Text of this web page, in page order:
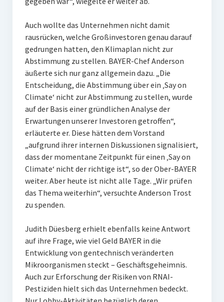
Auch wollte das Unternehmen nicht damit
rausrücken, welche Großinvestoren genau darauf
gedrungen hatten, den Klimaplan nicht zur
Abstimmung zu stellen. BAYER-Chef Anderson
äußerte sich nur ganz allgemein dazu. „Die
Entscheidung, die Abstimmung über ein ‚Say on
Climate‘ nicht zur Abstimmung zu stellen, wurde
auf der Basis einer gründlichen Analyse der
Erwartungen unserer Investoren getroffen“,
erläuterte er. Diese hätten dem Vorstand
„aufgrund ihrer internen Diskussionen signalisiert,
dass der momentane Zeitpunkt für einen ‚Say on
Climate‘ nicht der richtige ist“, so der Ober-BAYER
weiter. Aber heute ist nicht alle Tage. „Wir prüfen
das Thema weiterhin“, versuchte Anderson Trost
zu spenden.
Judith Düesberg erhielt ebenfalls keine Antwort
auf ihre Frage, wie viel Geld BAYER in die
Entwicklung von gentechnisch veränderten
Mikroorganismen steckt – Geschäftsgeheimnis.
Auch zur Erforschung der Risiken von RNAI-
Pestiziden hielt sich das Unternehmen bedeckt.